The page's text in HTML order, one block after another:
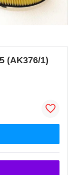
(AK376/1)